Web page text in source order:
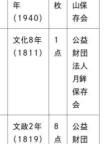
年
（1940）
枚
山保
存会
文化８年
（1811）
１
点
公益
財団
法人
月鉾
保存
会
文政２年
（1819）
８
点
公益
財団